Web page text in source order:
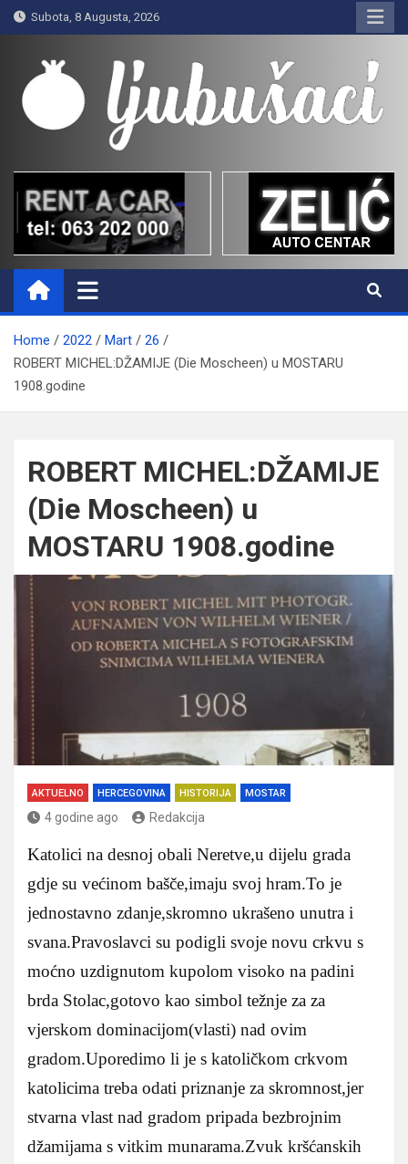
Skip
to
content
Subota, 8 Augusta, 2026
Ljubušaci
Svom voljenom gradu
Home 2022 Mart
26
ROBERT MICHEL:DŽAMIJE (Die Moscheen) u MOSTARU
1908.godine
ROBERT MICHEL:DŽAMIJE
(Die Moscheen) u
MOSTARU 1908.godine
AKTUELNO HERCEGOVINA HISTORIJA MOSTAR
4 godine ago Redakcija
Katolici na desnoj obali Neretve,u dijelu grada
gdje su većinom bašče,imaju svoj hram.To je
jednostavno zdanje,skromno ukrašeno unutra i
svana.Pravoslavci su podigli svoje novu crkvu s
moćno uzdignutom kupolom visoko na padini
brda Stolac,gotovo kao simbol težnje za za
vjerskom dominacijom(vlasti) nad ovim
gradom.Uporedimo li je s katoličkom crkvom
katolicima treba odati priznanje za skromnost,jer
stvarna vlast nad gradom pripada bezbrojnim
džamijama s vitkim munarama.Zvuk kršćanskih